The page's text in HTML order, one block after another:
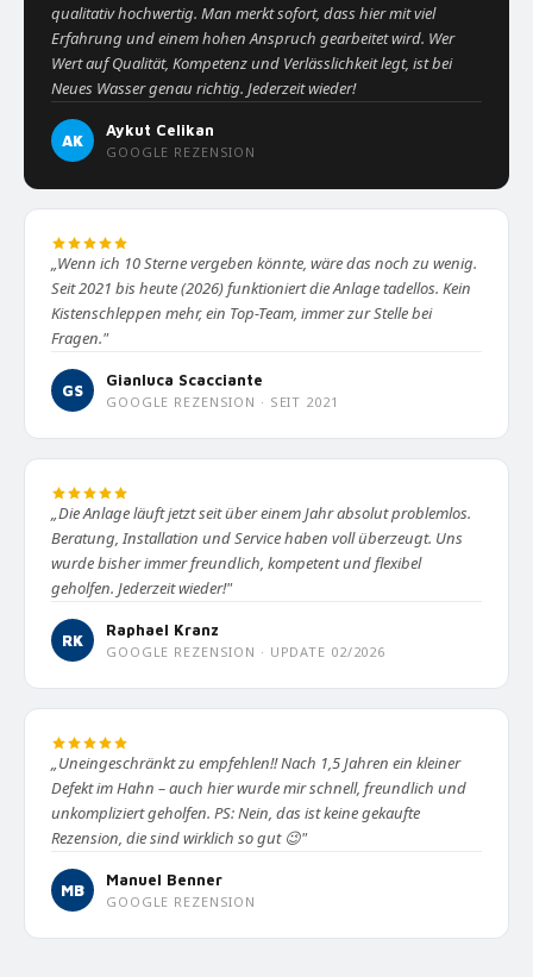
qualitativ hochwertig. Man merkt sofort, dass hier mit viel
Erfahrung und einem hohen Anspruch gearbeitet wird. Wer
Wert auf Qualität, Kompetenz und Verlässlichkeit legt, ist bei
Neues Wasser genau richtig. Jederzeit wieder!
AK
Aykut Celikan
GOOGLE REZENSION
„Wenn ich 10 Sterne vergeben könnte, wäre das noch zu wenig.
Seit 2021 bis heute (2026) funktioniert die Anlage tadellos. Kein
Kistenschleppen mehr, ein Top-Team, immer zur Stelle bei
Fragen."
GS
Gianluca Scacciante
GOOGLE REZENSION · SEIT 2021
„Die Anlage läuft jetzt seit über einem Jahr absolut problemlos.
Beratung, Installation und Service haben voll überzeugt. Uns
wurde bisher immer freundlich, kompetent und flexibel
geholfen. Jederzeit wieder!"
RK
Raphael Kranz
GOOGLE REZENSION · UPDATE 02/2026
„Uneingeschränkt zu empfehlen!! Nach 1,5 Jahren ein kleiner
Defekt im Hahn – auch hier wurde mir schnell, freundlich und
unkompliziert geholfen. PS: Nein, das ist keine gekaufte
Rezension, die sind wirklich so gut 😉"
MB
Manuel Benner
GOOGLE REZENSION